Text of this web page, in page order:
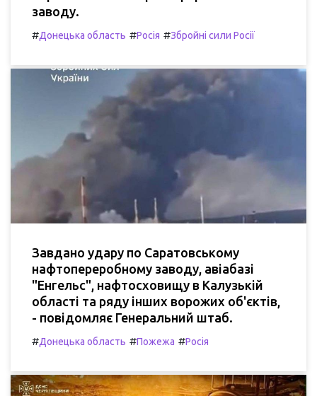
заводу.
#Донецька область #Росія #Збройні сили Росії
Завдано удару по Саратовському
нафтопереробному заводу, авіабазі
"Енгельс", нафтосховищу в Калузькій
області та ряду інших ворожих об'єктів,
- повідомляє Генеральний штаб.
#Донецька область #Пожежа #Росія